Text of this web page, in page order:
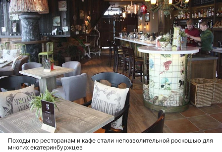
Походы по ресторанам и кафе стали непозволительной роскошью для
многих екатеринбуржцев